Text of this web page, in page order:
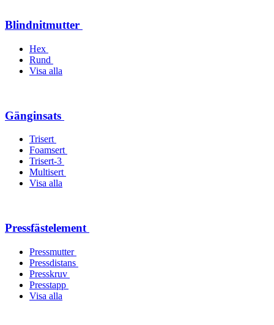
Blindnitmutter
Hex
Rund
Visa alla
Gänginsats
Trisert
Foamsert
Trisert-3
Multisert
Visa alla
Pressfästelement
Pressmutter
Pressdistans
Presskruv
Presstapp
Visa alla